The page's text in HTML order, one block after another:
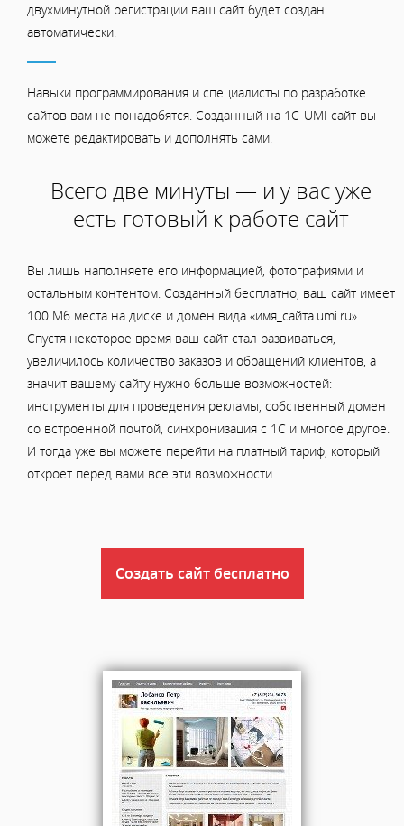
двухминутной регистрации ваш сайт будет создан
автоматически.
Навыки программирования и специалисты по разработке
сайтов вам не понадобятся. Созданный на 1C-UMI сайт вы
можете редактировать и дополнять сами.
Всего две минуты — и у вас уже
есть готовый к работе сайт
Вы лишь наполняете его информацией, фотографиями и
остальным контентом. Созданный бесплатно, ваш сайт имеет
100 Мб места на диске и домен вида «имя_сайта.umi.ru».
Спустя некоторое время ваш сайт стал развиваться,
увеличилось количество заказов и обращений клиентов, а
значит вашему сайту нужно больше возможностей:
инструменты для проведения рекламы, собственный домен
со встроенной почтой, синхронизация с 1С и многое другое.
И тогда уже вы можете перейти на платный тариф, который
откроет перед вами все эти возможности.
Создать сайт бесплатно